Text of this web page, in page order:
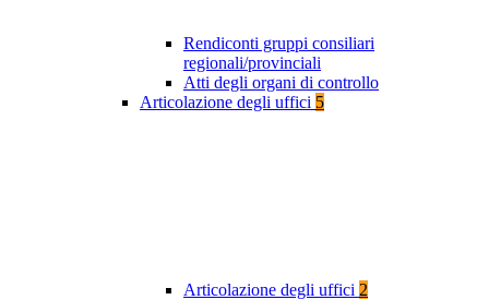
Rendiconti gruppi consiliari
regionali/provinciali
Atti degli organi di controllo
Articolazione degli uffici 5
Articolazione degli uffici 2